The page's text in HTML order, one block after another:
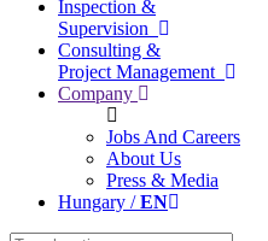
Inspection &
Supervision
Consulting &
Project Management
Company
Jobs And Careers
About Us
Press & Media
Hungary /EN